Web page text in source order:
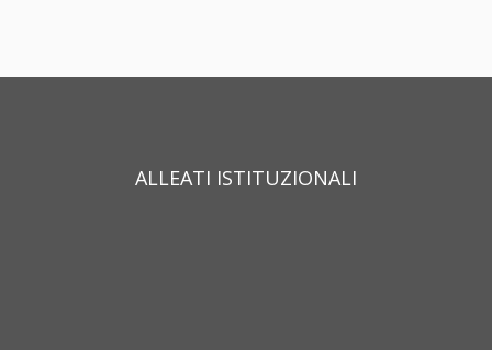
ALLEATI ISTITUZIONALI